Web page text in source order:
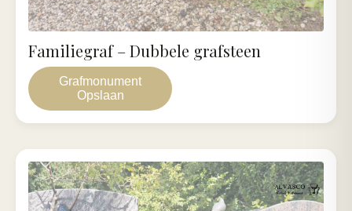
Grafmonument
Opslaan
Familiegraf – Dubbele grafsteen